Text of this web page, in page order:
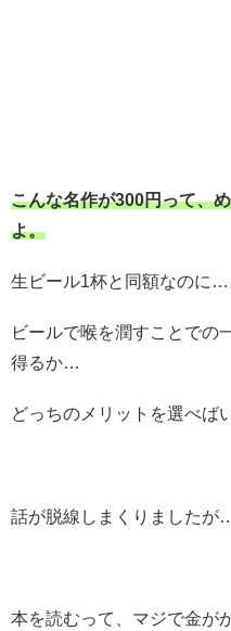
こんな名作が300円って、
よ。
生ビール1杯と同額なのに…
ビールで喉を潤すことでの
得るか…
どっちのメリットを選べば
話が脱線しまくりましたが
本を読むって、マジで金が